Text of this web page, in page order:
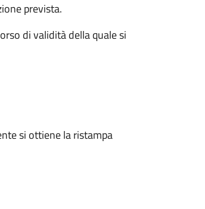
prevista.
di validità della quale si
si ottiene la ristampa